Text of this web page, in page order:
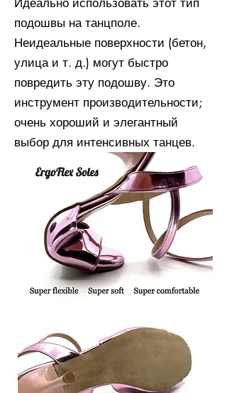
подошвы на танцполе.
Неидеальные поверхности (бетон,
улица и т. д.) могут быстро
повредить эту подошву. Это
инструмент производительности;
очень хороший и элегантный
выбор для интенсивных танцев.